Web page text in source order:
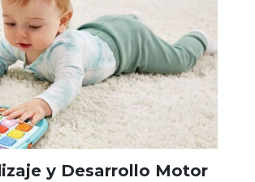
y Desarrollo Motor